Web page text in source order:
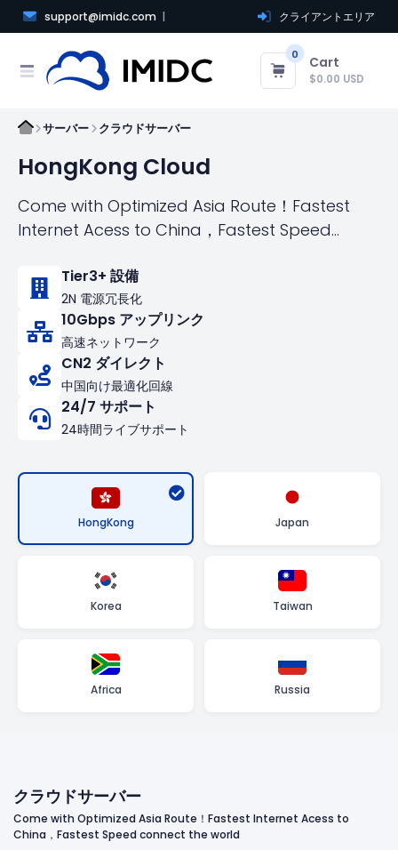
support@imidc.com クライアントエリア
0
Cart
$0.00 USD
サーバー クラウドサーバー
HongKong Cloud
Come with Optimized Asia Route！Fastest
Internet Acess to China，Fastest Speed
Tier3+ 設備
2N 電源冗長化
10Gbps アップリンク
高速ネットワーク
CN2 ダイレクト
中国向け最適化回線
24/7 サポート
24時間ライブサポート
HongKong Japan
Korea Taiwan
Africa Russia
クラウドサーバー
Come with Optimized Asia Route！Fastest Internet Acess to
China，Fastest Speed connect the world